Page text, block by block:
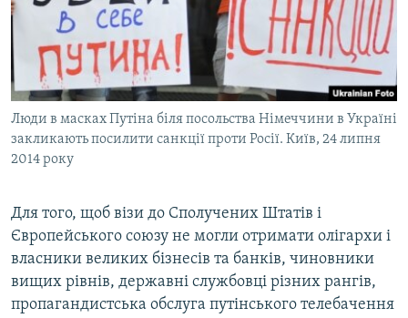
Люди в масках Путіна біля посольства Німеччини в Україні
закликають посилити санкції проти Росії. Київ, 24 липня
2014 року
Для того, щоб візи до Сполучених Штатів і
Європейського союзу не могли отримати олігархи і
власники великих бізнесів та банків, чиновники
вищих рівнів, державні службовці різних рангів,
пропагандистська обслуга путінського телебачення